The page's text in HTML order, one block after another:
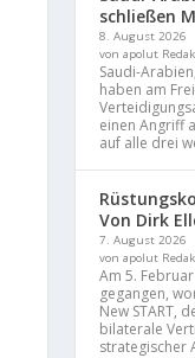
schließen
8. August 2026
von apolut
Saudi-
haben am
einen Angriff
auf alle drei
Von Dirk
7. August 2026
von apolut
Am 5.
gegangen,
New START,
bilaterale
strategischer